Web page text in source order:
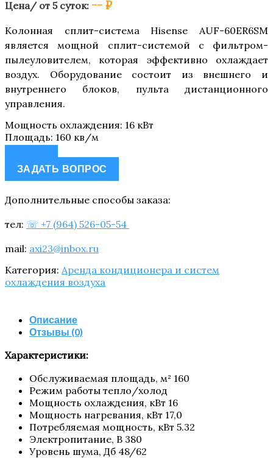
Цена/ от 5 суток: -- ₽
Колонная сплит-система Hisense AUF-60ER6SM
является мощной сплит-системой с фильтром-
пылеуловителем, которая эффективно охлаждает
воздух. Оборудование состоит из внешнего и
внутреннего блоков, пульта дистанционного
управления.
Мощность охлаждения: 16 кВт
Площадь: 160 кв/м
ЗАДАТЬ ВОПРОС
Дополнительные способы заказа:
тел: ☏ +7 (964) 526-05-54
mail: axi23@inbox.ru
Категория: Аренда кондиционера и систем
охлаждения воздуха
Описание
Отзывы (0)
Харак­те­ри­сти­ки:
Обслу­жи­ва­е­мая пло­щадь, м² 160
Режим рабо­ты тепло/​холод
Мощ­ность охла­жде­ния, кВт 16
Мощ­ность нагре­ва­ния, кВт 17,0
Потреб­ля­е­мая мощ­ность, кВт 5.32
Элек­тро­пи­та­ние, В 380
Уро­вень шума, Дб 48/​62